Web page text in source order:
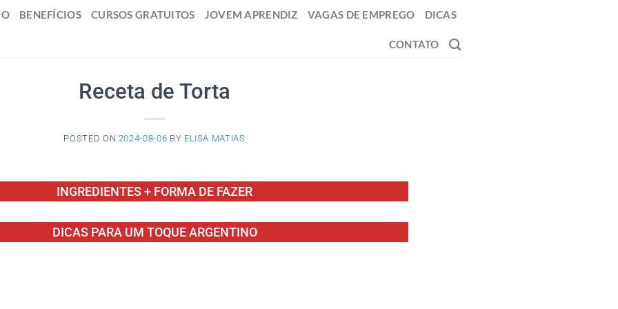
BENEFÍCIOS CURSOS GRATUITOS JOVEM APRENDIZ VAGAS DE EMPREGO DICAS
CONTATO
Receta de Torta
POSTED ON 2024-08-06 BY ELISA MATIAS
INGREDIENTES + FORMA DE FAZER
DICAS PARA UM TOQUE ARGENTINO